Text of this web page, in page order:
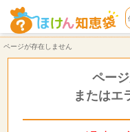
ページが存在しません | ほけん知恵袋
ページが存在しません
ペー
またはエ